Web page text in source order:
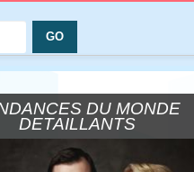
DU MONDE
DETAILLANTS